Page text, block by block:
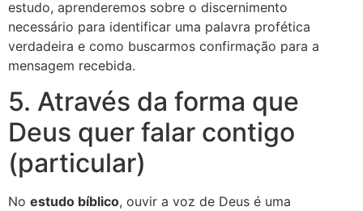
estudo, aprenderemos sobre o discernimento
necessário para identificar uma palavra profética
verdadeira e como buscarmos confirmação para a
mensagem recebida.
5. Através da forma que
Deus quer falar contigo
(particular)
No estudo bíblico, ouvir a voz de Deus é uma